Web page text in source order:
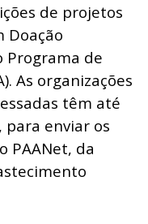
de projetos
Doação
Programa de
As organizações
têm até
para enviar os
PAANet, da